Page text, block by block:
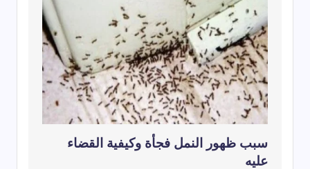
سبب ظهور النمل فجأة وكيفية القضاء
عليه